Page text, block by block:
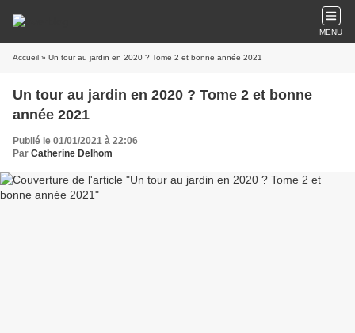
MENU
Accueil » Un tour au jardin en 2020 ? Tome 2 et bonne année 2021
Un tour au jardin en 2020 ? Tome 2 et bonne
année 2021
Publié le 01/01/2021 à 22:06
Par Catherine Delhom